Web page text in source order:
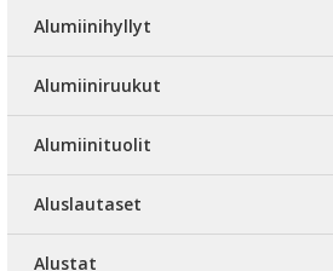
Alumiinihyllyt
Alumiiniruukut
Alumiinituolit
Aluslautaset
Alustat